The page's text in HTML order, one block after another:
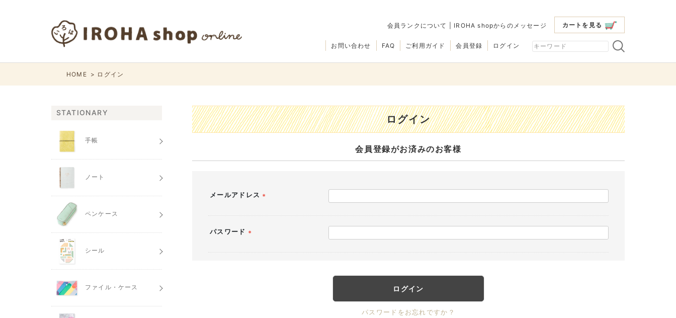
カートを見る
会員ランクについて IROHA shopからのメッセージ
会員登録 ログイン
ご利用ガイド
FAQ
お問い合わせ
HOME ログイン
ログイン
会員登録がお済みのお客様
メールアドレス
パスワード
ログイン
パスワードをお忘れですか？
STATIONARY
手帳
ノート
ペンケース
シール
ファイル・ケース